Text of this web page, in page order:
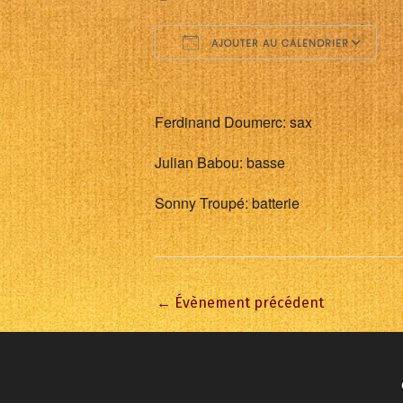
AJOUTER AU CALENDRIER
Télécharger ICS
Ferdinand Doumerc: sax
Julian Babou: basse
Sonny Troupé: batterie
←Évènement précédent